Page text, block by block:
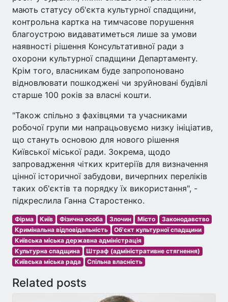
мають статусу об'єкта культурної спадщини,
контрольна картка на тимчасове порушення
благоустрою видаватиметься лише за умови
наявності рішення Консультативної ради з
охорони культурної спадщини Департаменту.
Крім того, власникам буде запропоновано
відновлювати пошкоджені чи зруйновані будівлі
старше 100 років за власні кошти.
"Також спільно з фахівцями та учасниками
робочої групи ми напрацьовуємо низку ініціатив,
що стануть основою для нового рішення
Київської міської ради. Зокрема, щодо
запровадження чітких критеріїв для визначення
цінної історичної забудови, вичерпних переліків
таких об'єктів та порядку їх використання", -
підкреслила Ганна Старостенко.
Фірма Київ Фізична особа Злочин Місто
Законодавство
Кримінальна відповідальність
Об'єкт культурної спадщини
Київська міська державна адміністрація
Культурна спадщина
Штраф (адміністративне стягнення)
Київська міська рада
Спільна власність
Related posts